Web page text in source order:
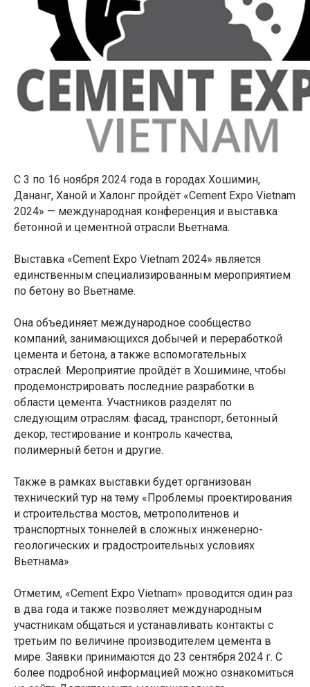
С 3 по 16 ноября 2024 года в городах Хошимин,
Дананг, Ханой и Халонг пройдёт «Cement Expo Vietnam
2024» — международная конференция и выставка
бетонной и цементной отрасли Вьетнама.
Выставка «Cement Expo Vietnam 2024» является
единственным специализированным мероприятием
по бетону во Вьетнаме.
Она объединяет международное сообщество
компаний, занимающихся добычей и переработкой
цемента и бетона, а также вспомогательных
отраслей. Мероприятие пройдёт в Хошимине, чтобы
продемонстрировать последние разработки в
области цемента. Участников разделят по
следующим отраслям: фасад, транспорт, бетонный
декор, тестирование и контроль качества,
полимерный бетон и другие.
Также в рамках выставки будет организован
технический тур на тему «Проблемы проектирования
и строительства мостов, метрополитенов и
транспортных тоннелей в сложных инженерно-
геологических и градостроительных условиях
Вьетнама».
Отметим, «Cement Expo Vietnam» проводится один раз
в два года и также позволяет международным
участникам общаться и устанавливать контакты с
третьим по величине производителем цемента в
мире. Заявки принимаются до 23 сентября 2024 г. С
более подробной информацией можно ознакомиться